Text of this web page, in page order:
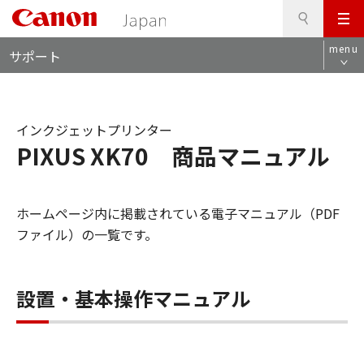
メ
ニ
ュ
サポート menu
PIXUS XK70 商品マニュアル
インクジェットプリンター
ホームページ内に掲載されている電子マニュアル（PDF
ファイル）の一覧です。
設置・基本操作マニュアル